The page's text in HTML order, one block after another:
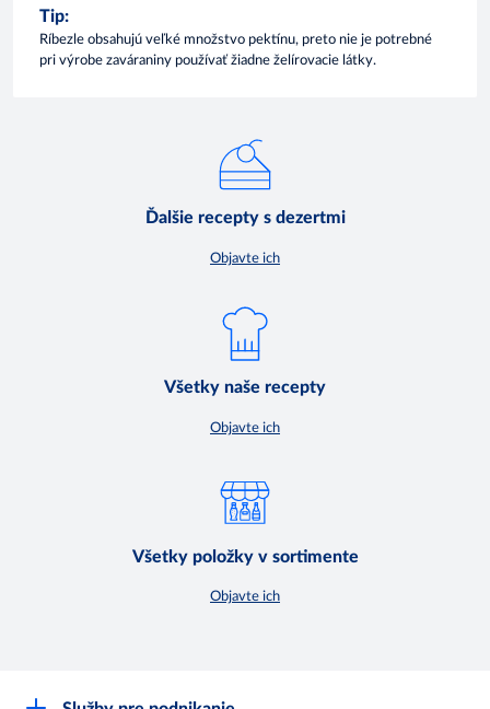
Tip:
Ríbezle obsahujú veľké množstvo pektínu, preto nie je potrebné
pri výrobe zaváraniny používať žiadne želírovacie látky.
Ďalšie recepty s dezertmi
Objavte ich
Všetky naše recepty
Objavte ich
Všetky položky v sortimente
Objavte ich